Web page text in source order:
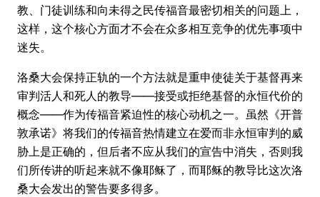
教、门徒训练和向未得之民传福音最密切相关的问题上，
这样，这个核心方面才不会在众多相互竞争的优先事项中
迷失。
洛桑大会保持正轨的一个方法就是重申使徒关于基督再来
审判活人和死人的教导——接受或拒绝基督的永恒代价的
概念——作为传福音紧迫性的核心动机之一。虽然《开普
敦承诺》将我们的传福音热情建立在爱而非永恒审判的威
胁上是正确的，但后者不应从我们的宣告中消失，否则我
们所传讲的听起来就不像耶稣了，而耶稣的教导比这次洛
桑大会发出的警告要多得多。